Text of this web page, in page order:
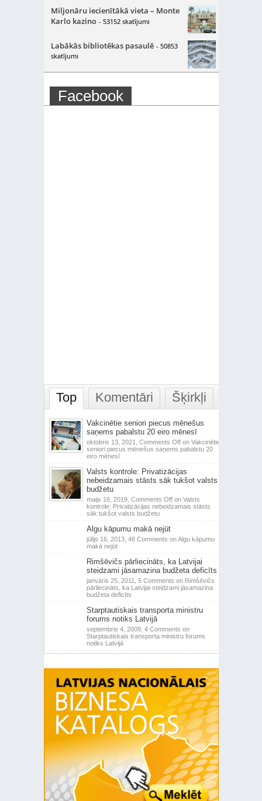
Miljonāru iecienītākā vieta – Monte
Karlo kazino - 53152 skatījumi
Labākās bibliotēkas pasaulē - 50853
skatījumi
Facebook
Top Komentāri Šķirkļi
Vakcinētie seniori piecus mēnešus
saņems pabalstu 20 eiro mēnesī
oktobris 13, 2021, Comments Offon Vakcinētie
seniori piecus mēnešus saņems pabalstu 20
eiro mēnesī
Valsts kontrole: Privatizācijas
nebeidzamais stāsts sāk tukšot valsts
budžetu
maijs 16, 2019, Comments Offon Valsts
kontrole: Privatizācijas nebeidzamais stāsts
sāk tukšot valsts budžetu
Algu kāpumu makā nejūt
jūlijs 16, 2013, 48 Comments on Algu kāpumu
makā nejūt
Rimšēvičs pārliecināts, ka Latvijai
steidzami jāsamazina budžeta deficīts
janvāris 25, 2011, 5 Comments on Rimšēvičs
pārliecināts, ka Latvijai steidzami jāsamazina
budžeta deficīts
Starptautiskais transporta ministru
forums notiks Latvijā
septembris 4, 2009, 4 Comments on
Starptautiskais transporta ministru forums
notiks Latvijā